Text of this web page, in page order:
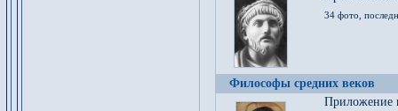
34 фото,
Философы средних веков
Приложение